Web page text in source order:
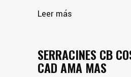
Leer más
SERRACINES CB
CAD AMA MAS